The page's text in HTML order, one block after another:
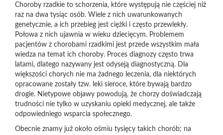
Choroby rzadkie to schorzenia, które występują nie częściej niż
raz na dwa tysiąc osób. Wiele z nich uwarunkowanych
genetycznie, a ich przebieg jest ciężki i często przewlekły.
Połowa z nich ujawnia w wieku dziecięcym. Problemem
pacjentów z chorobami rzadkimi jest przede wszystkim mała
wiedza na temat ich choroby. Proces diagnozy często trwa
latami, dlatego nazywany jest odyseją diagnostyczną. Dla
większości chorych nie ma żadnego leczenia, dla niektórych
opracowane zostały tzw. leki sieroce, które bywają bardzo
drogie. Nietypowe objawy powodują, że chorzy doświadczają
trudności nie tylko w uzyskaniu opieki medycznej, ale także
odpowiedniego wsparcia społecznego.
Obecnie znamy już około ośmiu tysięcy takich chorób; na